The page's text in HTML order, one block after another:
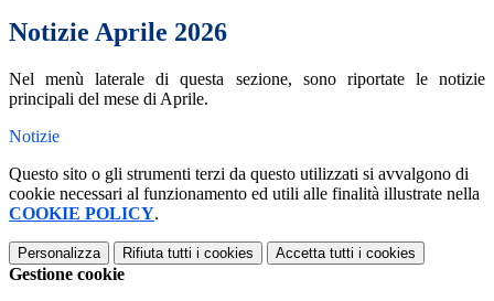
Notizie Aprile 2026
Nel menù laterale di questa sezione, sono riportate le notizie
principali del mese di Aprile.
Notizie
Questo sito o gli strumenti terzi da questo utilizzati si avvalgono di
cookie necessari al funzionamento ed utili alle finalità illustrate nella
COOKIE POLICY.
Personalizza Rifiuta tutti i cookies Accetta tutti i cookies
Gestione cookie